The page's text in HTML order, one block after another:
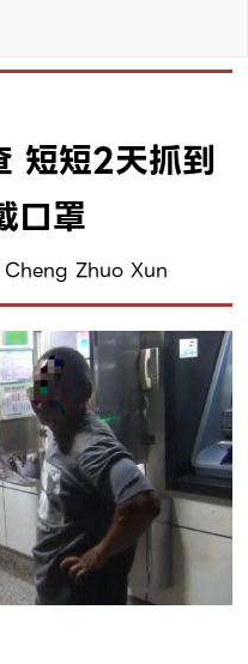
短短2天抓到
口罩
Cheng Zhuo Xun